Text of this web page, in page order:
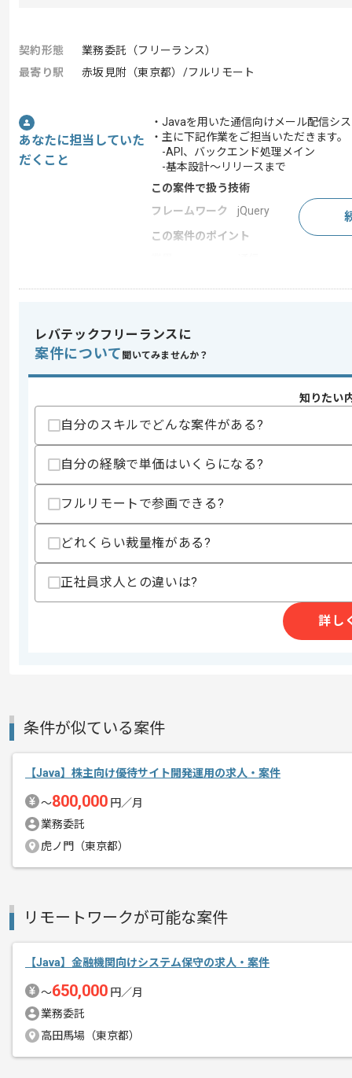
契約形態
業務委託（フリーランス）
最寄り駅
赤坂見附（東京都）/フルリモート
あなたに担当していた
だくこと
・Javaを用いた通信向けメール配信シ
・主に下記作業をご担当いただきます。
-API、バックエンド処理メイン
-基本設計～リリースまで
この案件で扱う技術
フレームワーク
jQuery
この案件のポイント
・SQLやJavaScriptの実務経験
・基本設計以降の作業を一人称で対応し
スキルに不安がある方へ
上記に似た経験やスキルをお持ちであれば申
精算・お支払い
精算条件
支払いサイト
エージェントからのコ
メント
経験豊富なエンジニアと成長が出来る
リモート作業を導入しております。
レバテックフリーランスに
案件について 聞いてみませんか？
知りたい
自分のスキルでどんな案件がある?
自分の経験で単価はいくらになる?
フルリモートで参画できる?
どれくらい裁量権がある?
正社員求人との違いは?
詳し
条件が似ている案件
【Java】株主向け優待サイト開発運用の求人・案件
〜800,000 円／月
業務委託
虎ノ門（東京都）
リモートワークが可能な案件
【Java】金融機関向けシステム保守の求人・案件
〜650,000 円／月
業務委託
高田馬場（東京都）